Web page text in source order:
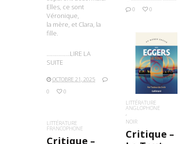
0
0
Elles, ce sont
Véronique,
la mère, et Clara, la
fille.
…………….LIRE LA
SUITE
OCTOBRE 21, 2025
0
0
LIRE LA SUITE
LITTÉRATURE
ANGLOPHONE
NOIR
Critique –
LITTÉRATURE
FRANCOPHONE
Critique –